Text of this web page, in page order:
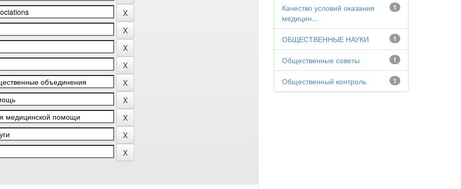
1
Качество условий оказания
медицин...
1
ОБЩЕСТВЕННЫЕ НАУКИ
1
Общественные советы
1
Общественный контроль